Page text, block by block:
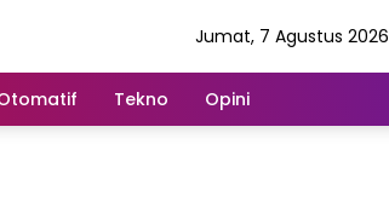
Jumat, 7 Agustus 2026
Tekno Opini